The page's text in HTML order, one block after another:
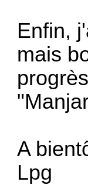
Enfin,
mais
A
Lpg